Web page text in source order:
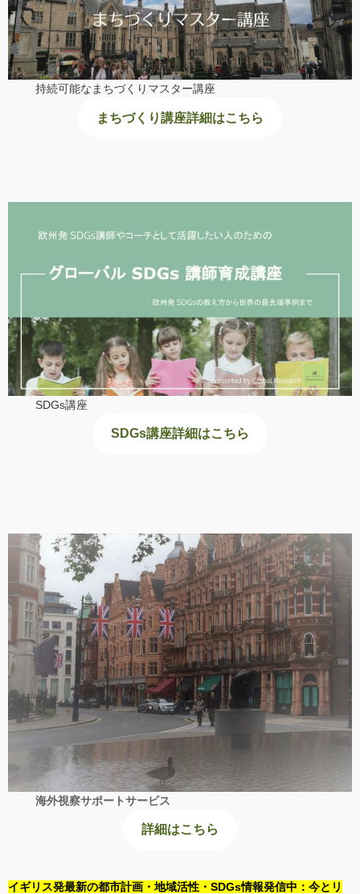
持続可能なまちづくりマスター講座
まちづくり講座詳細はこちら
SDGs講座
SDGs講座詳細はこちら
海外視察サポートサービス
詳細はこちら
イギリス発最新の都市計画・地域活性・SDGs情報発信中：今とリ